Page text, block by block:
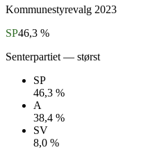
Kommunestyrevalg 2023
SP46,3 %
Senterpartiet — størst
SP
46,3 %
A
38,4 %
SV
8,0 %